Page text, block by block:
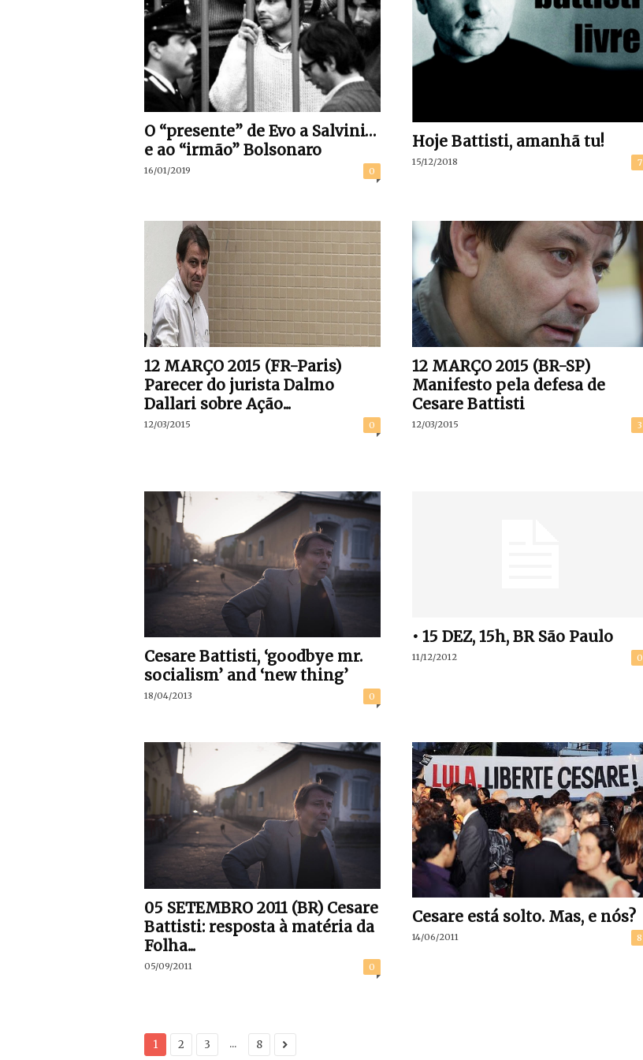
O “presente” de Evo a Salvini…
e ao “irmão” Bolsonaro
16/01/2019 0
Hoje Battisti, amanhã tu!
15/12/2018 7
12 MARÇO 2015 (FR-Paris)
Parecer do jurista Dalmo
Dallari sobre Ação...
12/03/2015 0
12 MARÇO 2015 (BR-SP)
Manifesto pela defesa de
Cesare Battisti
12/03/2015 3
Cesare Battisti, ‘goodbye mr.
socialism’ and ‘new thing’
18/04/2013 0
• 15 DEZ, 15h, BR São Paulo
11/12/2012 0
05 SETEMBRO 2011 (BR) Cesare
Battisti: resposta à matéria da
Folha...
05/09/2011 0
Cesare está solto. Mas, e nós?
14/06/2011 8
1 2 3 ... 8